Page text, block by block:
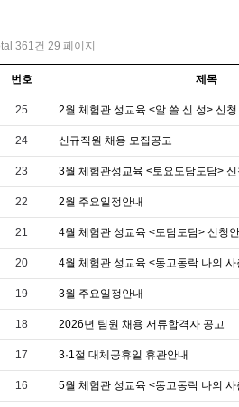
361건 29 페이지
번호 제목
25 2월 체험관 성교육 <알.쓸.신.성> 신청
24 신규직원 채용 모집공고
23 3월 체험관성교육 <토요도담도담> 신
22 2월 주요일정안내
21 4월 체험관 성교육 <도담도담> 신청
20 4월 체험관 성교육 <동고동락 나의 사
19 3월 주요일정안내
18 2026년 팀원 채용 서류합격자 공고
17 3·1절 대체공휴일 휴관안내
16 5월 체험관 성교육 <동고동락 나의 사